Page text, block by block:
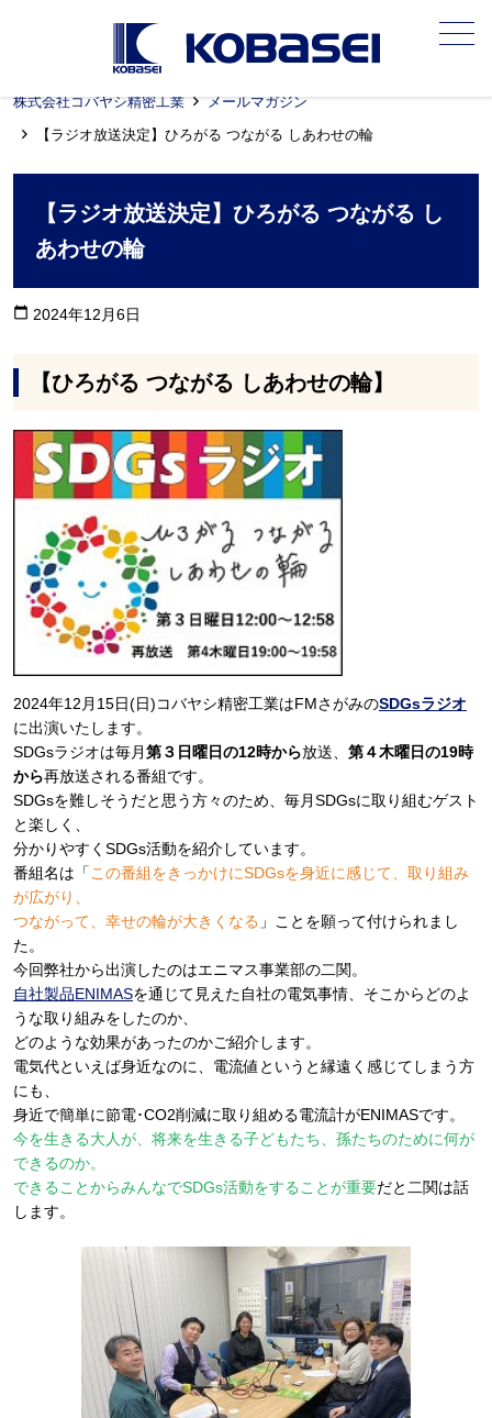
メニュー
株式会社コバヤシ精密工業
メールマガジン
【ラジオ放送決定】ひろがる つながる しあわせの輪
【ラジオ放送決定】ひろがる つながる し
あわせの輪
calendar_today 2024年12月6日
【ひろがる つながる しあわせの輪】
2024年12月15日(日)コバヤシ精密工業はFMさがみのSDGsラジオ
に出演いたします。
SDGsラジオは毎月第３日曜日の12時から放送、 第４木曜日の19時
から再放送される番組です。
SDGsを難しそうだと思う方々のため、毎月SDGsに取り組むゲスト
と楽しく、
分かりやすくSDGs活動を紹介しています。
番組名は「 この番組をきっかけにSDGsを身近に感じて、取り組み
が広がり、
つながって、幸せの輪が大きくなる 」ことを願って付けられまし
た。
今回弊社から出演したのはエニマス事業部の二関。
自社製品ENIMASを通じて見えた自社の電気事情、そこからどのよ
うな取り組みをしたのか、
どのような効果があったのかご紹介します。
電気代といえば身近なのに、電流値というと縁遠く感じてしまう方
にも、
身近で簡単に節電･CO2削減に取り組める電流計がENIMASです。
今を生きる大人が、将来を生きる子どもたち、孫たちのために何が
できるのか。
できることからみんなでSDGs活動をすることが重要だと二関は話
します。